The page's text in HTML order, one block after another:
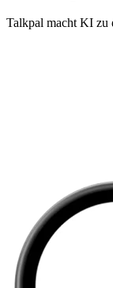
Talkpal macht KI zu